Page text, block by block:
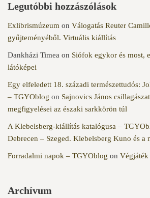
Legutóbbi hozzászólások
Exlibrismúzeum on Válogatás Reuter
gyűjteményéből. Virtuális kiállítás
Dankházi Timea on Siófok egykor és most,
látóképei
Egy elfeledett 18. századi természettudós:
– TGYOblog on Sajnovics János
megfigyelései az északi sarkkörön túl
A Klebelsberg-kiállítás katalógusa –
Debrecen – Szeged. Klebelsberg Kuno és a
Forradalmi napok – TGYOblog on Végjáték
Archívum